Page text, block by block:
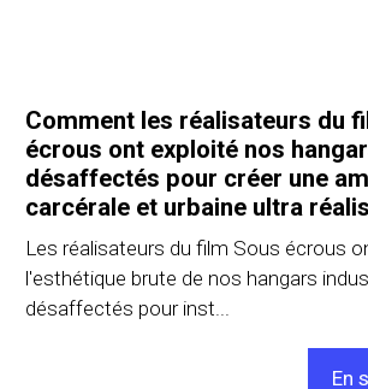
Comment les réalisateurs du
écrous ont exploité nos
désaffectés pour créer une
carcérale et urbaine ultra
Les réalisateurs du film Sous écrous
l'esthétique brute de nos hangars
désaffectés pour inst...
En